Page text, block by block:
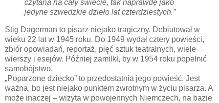
czytana na cały świecie, tak naprawdę jako
jedyne szwedzkie dzieło lat czterdziestych.”
Stig Dagerman to pisarz niejako tragiczny. Debiutował w
wieku 22 lat w 1945 roku. Do 1949 wydał cztery powieści,
zbiór opowiadań, reportaż, pięć sztuk teatralnych, wiele
wierszy i esejów. Później zamilkł, by w 1954 roku popełnić
samobójstwo.
„Poparzone dziecko” to przedostatnia jego powieść. Jest
ważna, bo jest niejako punktem zwrotnym w życiu pisarza. A
może inaczej – wizyta w powojennych Niemczech, na bazie